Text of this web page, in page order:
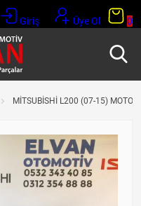
Giriş Üye Ol 0
MİTSUBİSHİ L200 (07-15) MOTOR